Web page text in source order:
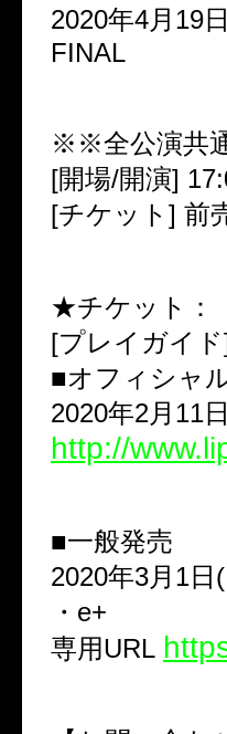
2020年4月19
FINAL
※※全公演共
[開場/開演]
[チケット] 前
★チケット：
[プレイガイド
■オフィシャ
2020年2月11
http://
■一般発売
2020年3月1日
・e+
専用URL